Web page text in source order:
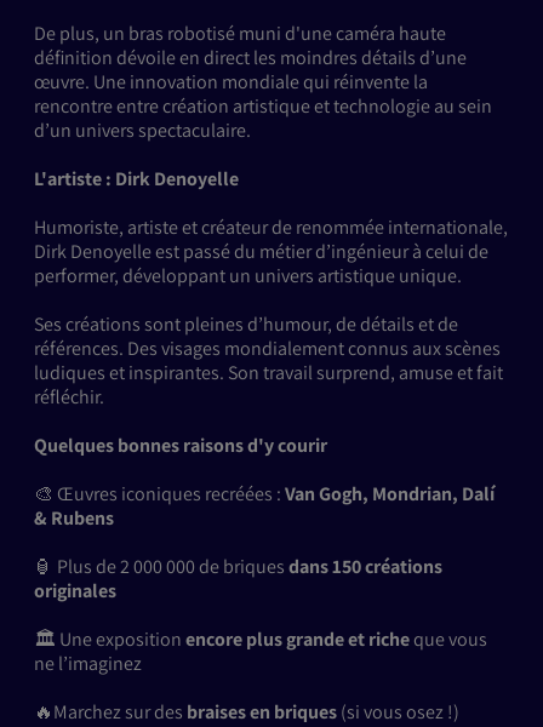
​De plus, un bras robotisé muni d'une caméra haute
définition dévoile en direct les moindres détails d’une
œuvre. Une innovation mondiale qui réinvente la
rencontre entre création artistique et technologie au sein
d’un univers spectaculaire.
L'artiste : Dirk Denoyelle
Humoriste, artiste et créateur de renommée internationale,
Dirk Denoyelle est passé du métier d’ingénieur à celui de
performer, développant un univers artistique unique.
​Ses créations sont pleines d’humour, de détails et de
références. Des visages mondialement connus aux scènes
ludiques et inspirantes. Son travail surprend, amuse et fait
réfléchir.
Quelques bonnes raisons d'y courir
🎨 Œuvres iconiques recréées :Van Gogh, Mondrian, Dalí
& Rubens
🏮 Plus de 2 000 000 de briquesdans 150 créations
originales
🏛️ Une expositionencore plus grande et richeque vous
ne l’imaginez
🔥Marchez sur des braises en briques(si vous osez !)